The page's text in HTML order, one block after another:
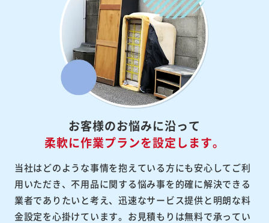
お客様のお悩みに沿って
柔軟に作業プランを設定 します。
当社はどのような事情を抱えている方にも安心してご利
用いただき、不用品に関する悩み事を的確に解決できる
業者でありたいと考え、迅速なサービス提供と明朗な料
金設定を心掛けています。お見積もりは無料で承ってい